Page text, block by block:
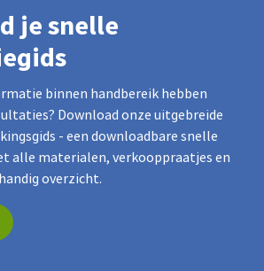
je snelle
binnen handbereik hebben
Download onze uitgebreide
- een downloadbare snelle
alle materialen, verkooppraatjes en
overzicht.